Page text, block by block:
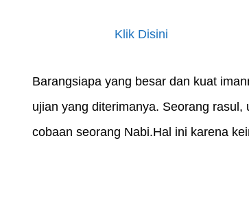
Klik Disini
Barangsiapa yang besar dan kuat
ujian yang diterimanya. Seorang
cobaan seorang Nabi.Hal ini karena